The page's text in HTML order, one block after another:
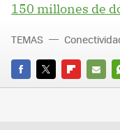
150 millones de
FACEBOOK
TWITTERFLIPBOARD
E-
TEMAS